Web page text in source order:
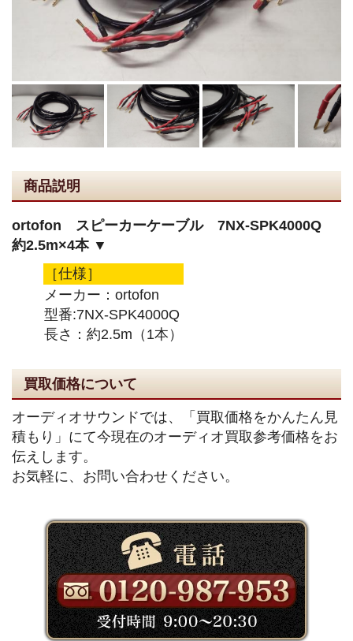
商品説明
ortofon スピーカーケーブル 7NX-SPK4000Q
約2.5m×4本 ▼
［仕様］
メーカー：ortofon
型番:7NX-SPK4000Q
長さ：約2.5m（1本）
買取価格について
オーディオサウンドでは、「買取価格をかんたん見
積もり」にて今現在のオーディオ買取参考価格をお
伝えします。
お気軽に、お問い合わせください。